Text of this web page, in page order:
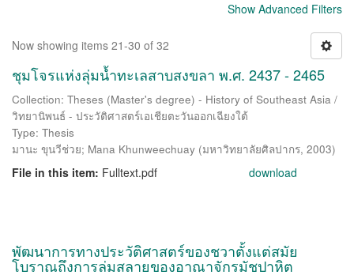
Show Advanced Filters
Now showing items 21-30 of 32
ชุมโจรแห่งลุ่มน้ำทะเลสาบสงขลา พ.ศ. 2437 - 2465
Collection: Theses (Master's degree) - History of Southeast Asia /
วิทยานิพนธ์ - ประวัติศาสตร์เอเชียตะวันออกเฉียงใต้
Type: Thesis
มานะ ขุนวีช่วย; Mana Khunweechuay (มหาวิทยาลัยศิลปากร, 2003)
File in this item: Fulltext.pdf download
พัฒนาการทางประวัติศาสตร์ของชวาตั้งแต่สมัย
โบราณถึงการล่มสลายของอาณาจักรมัชปาหิต